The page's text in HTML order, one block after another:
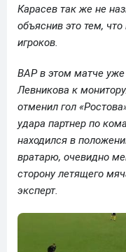
Карасев так же не
объяснив это тем,
игроков.
ВАР в этом матче уже
Левникова к
отменил гол
удара партнер по
находился в
вратарю, очевидно
сторону летящего
эксперт.